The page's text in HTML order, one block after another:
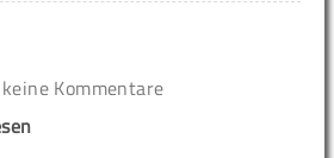
Kommentare